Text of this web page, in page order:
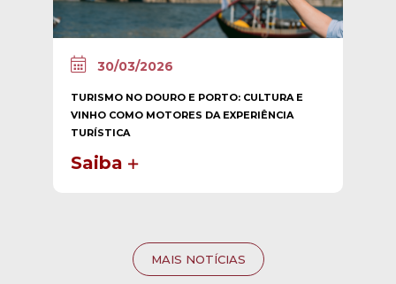
30/03/2026
TURISMO NO DOURO E PORTO: CULTURA E
VINHO COMO MOTORES DA EXPERIÊNCIA
TURÍSTICA
Saiba
MAIS NOTÍCIAS